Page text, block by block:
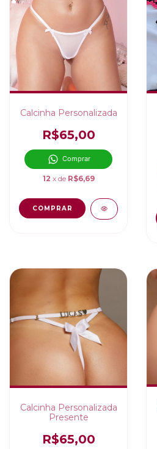
Calcinha Personalizada
R$65,00
Comprar
12 x de R$6,69
COMPRAR
Calcinha Personalizada
Presente
R$65,00